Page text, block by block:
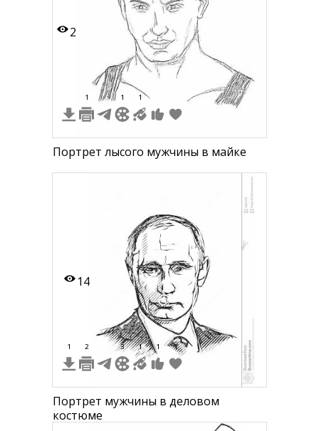
2
1 1 1
Портрет лысого мужчины в майке
14
1 2 3 1 1 1
Портрет мужчины в деловом
костюме